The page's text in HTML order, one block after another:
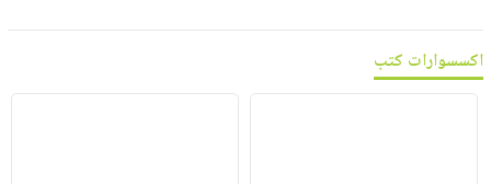
اكسسوارات كتب